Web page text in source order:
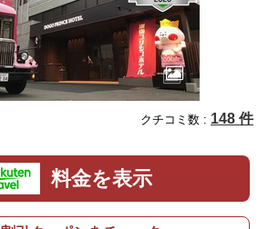
クチコミ数 : 148 件
料金を表示